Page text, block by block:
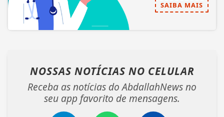
SAIBA MAIS
NOSSAS NOTÍCIAS NO CELULAR
Receba as notícias do AbdallahNews no
seu app favorito de mensagens.